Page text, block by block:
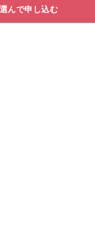
んで申し込む